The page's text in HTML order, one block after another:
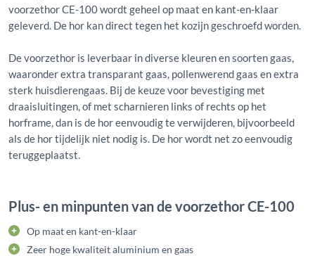
voorzethor CE-100 wordt geheel op maat en kant-en-klaar
geleverd. De hor kan direct tegen het kozijn geschroefd worden.
De voorzethor is leverbaar in diverse kleuren en soorten gaas,
waaronder extra transparant gaas, pollenwerend gaas en extra
sterk huisdierengaas. Bij de keuze voor bevestiging met
draaisluitingen, of met scharnieren links of rechts op het
horframe, dan is de hor eenvoudig te verwijderen, bijvoorbeeld
als de hor tijdelijk niet nodig is. De hor wordt net zo eenvoudig
teruggeplaatst.
Plus- en minpunten van de voorzethor CE-100
Op maat en kant-en-klaar
Zeer hoge kwaliteit aluminium en gaas